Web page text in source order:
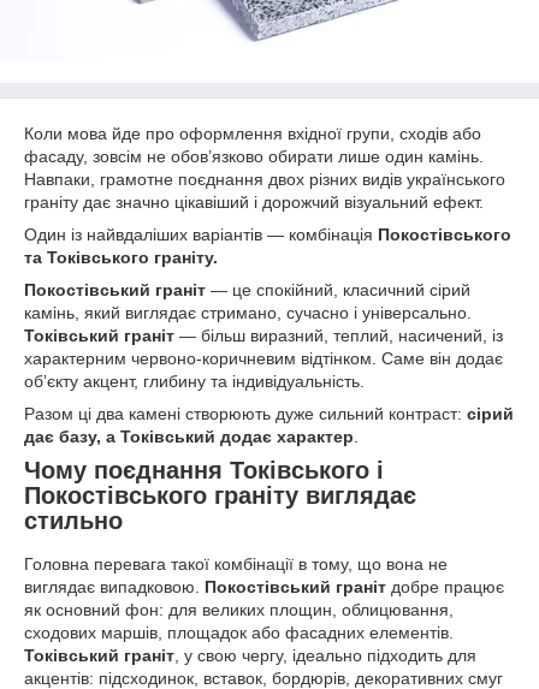
Коли мова йде про оформлення вхідної групи, сходів або
фасаду, зовсім не обов’язково обирати лише один камінь.
Навпаки, грамотне поєднання двох різних видів українського
граніту дає значно цікавіший і дорожчий візуальний ефект.
Один із найвдаліших варіантів — комбінація Покостівського
та Токівського граніту.
Покостівський граніт — це спокійний, класичний сірий
камінь, який виглядає стримано, сучасно і універсально.
Токівський граніт — більш виразний, теплий, насичений, із
характерним червоно-коричневим відтінком. Саме він додає
об’єкту акцент, глибину та індивідуальність.
Разом ці два камені створюють дуже сильний контраст: сірий
дає базу, а Токівський додає характер
Чому поєднання Токівського і
Покостівського граніту виглядає
стильно
Головна перевага такої комбінації в тому, що вона не
виглядає випадковою. Покостівський граніт добре працює
як основний фон: для великих площин, облицювання,
сходових маршів, площадок або фасадних елементів.
Токівський граніт , у свою чергу, ідеально підходить для
акцентів: підсходинок, вставок, бордюрів, декоративних смуг